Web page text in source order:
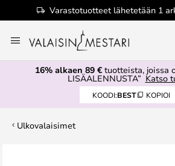
Varastotuotteet lähetetään 1
to
Content
16% alkaen 89 €tuotteista, joissa
LISÄALENNUSTA” Katso
KOODI:BEST KOPIOI
Ulkovalaisimet